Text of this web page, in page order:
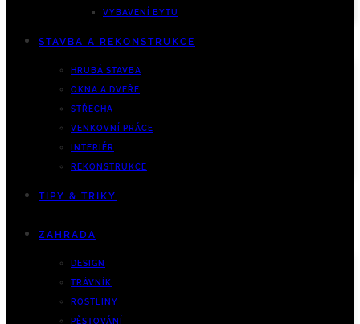
VYBAVENÍ BYTU
STAVBA A REKONSTRUKCE
HRUBÁ STAVBA
OKNA A DVEŘE
STŘECHA
VENKOVNÍ PRÁCE
INTERIÉR
REKONSTRUKCE
TIPY & TRIKY
ZAHRADA
DESIGN
TRÁVNÍK
ROSTLINY
PĚSTOVÁNÍ